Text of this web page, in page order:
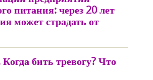
питания: через 20 лет
может страдать от
бить тревогу? Что